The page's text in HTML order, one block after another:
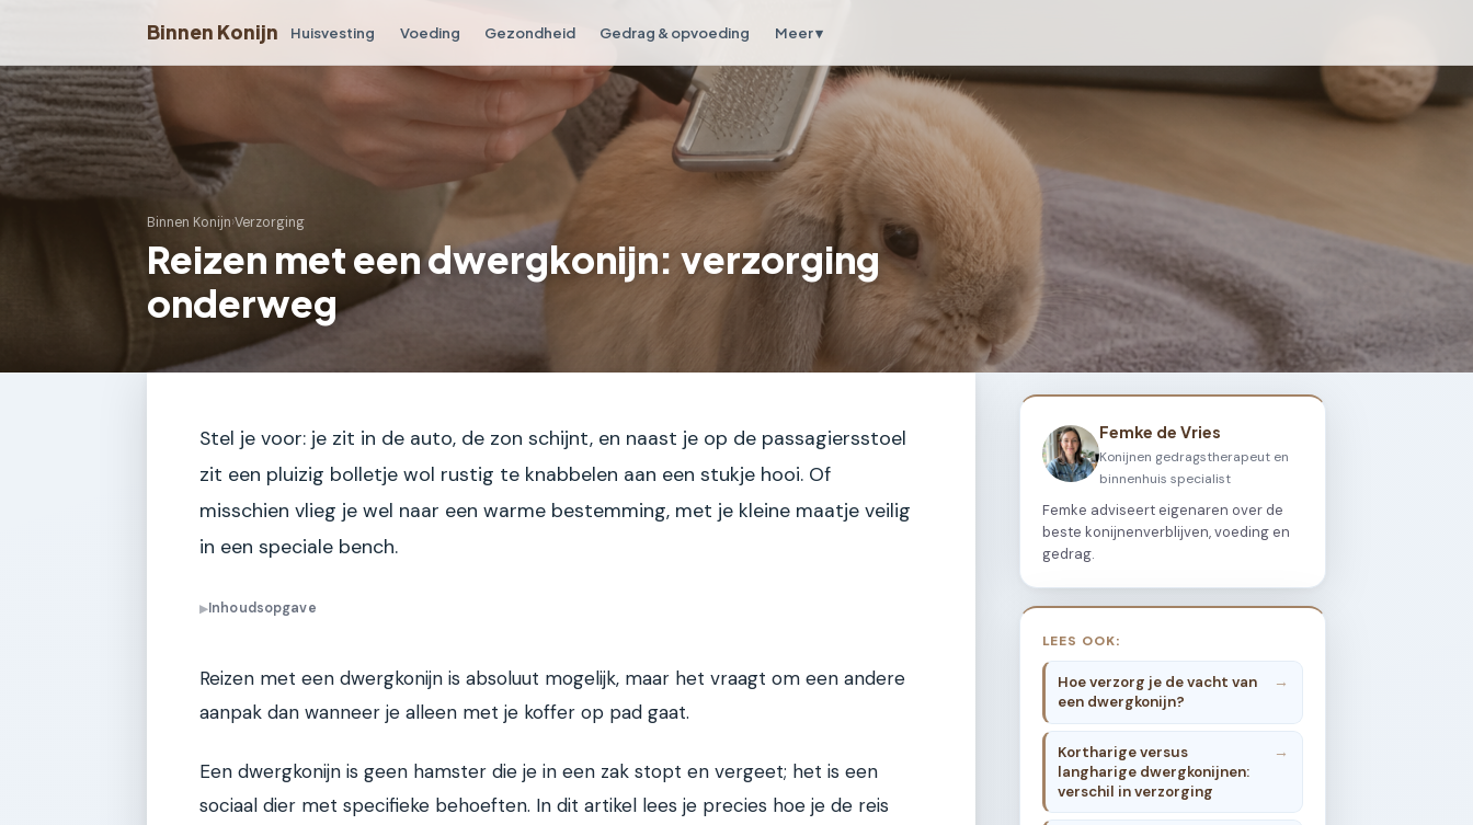
Binnen Konijn Huisvesting Voeding Gezondheid Gedrag & opvoeding Meer ▾
Binnen Konijn›Verzorging
Reizen met een dwergkonijn: verzorging
onderweg
Stel je voor: je zit in de auto, de zon schijnt, en naast je op de passagiersstoel
zit een pluizig bolletje wol rustig te knabbelen aan een stukje hooi. Of
misschien vlieg je wel naar een warme bestemming, met je kleine maatje veilig
in een speciale bench.
▶Inhoudsopgave
Reizen met een dwergkonijn is absoluut mogelijk, maar het vraagt om een andere
aanpak dan wanneer je alleen met je koffer op pad gaat.
Een dwergkonijn is geen hamster die je in een zak stopt en vergeet; het is een
sociaal dier met specifieke behoeften. In dit artikel lees je precies hoe je de reis
Femke de Vries
Konijnen gedragstherapeut en
binnenhuis specialist
Femke adviseert eigenaren over de
beste konijnenverblijven, voeding en
gedrag.
LEES OOK:
Hoe verzorg je de vacht van
een dwergkonijn?
Kortharige versus
langharige dwergkonijnen:
verschil in verzorging